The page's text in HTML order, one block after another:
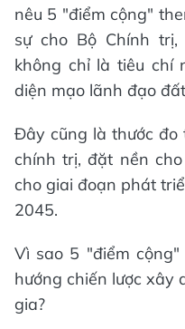
nêu 5 "điểm cộng"
sự cho Bộ Chính
không chỉ là tiêu chí
diện mạo lãnh đạo
Đây cũng là thước đo
chính trị, đặt nền
cho giai đoạn phát
2045.
Vì sao 5 "điểm
hướng chiến lược xây
gia?